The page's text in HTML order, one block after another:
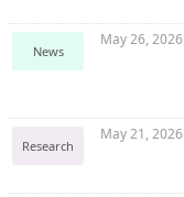
News
May 26, 2026
Research
May 21, 2026